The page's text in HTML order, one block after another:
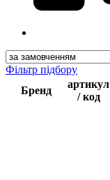
Фільтр підбору
Бренд
артикул
/ код